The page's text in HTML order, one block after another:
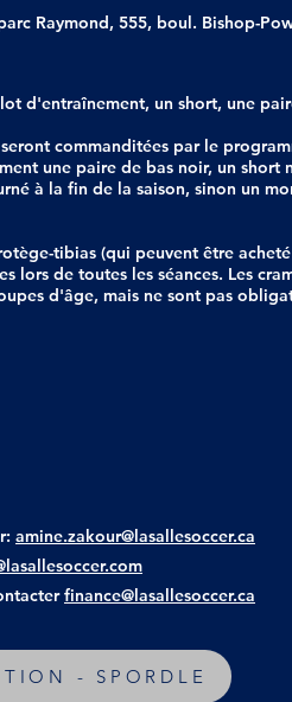
Raymond, 555, boul. Bishop-
d'entraînement, un short, une
commanditées par le
une paire de bas noir, un short
à la fin de la saison, sinon un
tibias (qui peuvent être
lors de toutes les séances. Les
d'âge, mais ne sont pas
amine.zakour@lasallesoccer.ca
finance@lasallesoccer.ca
- SPORDLE